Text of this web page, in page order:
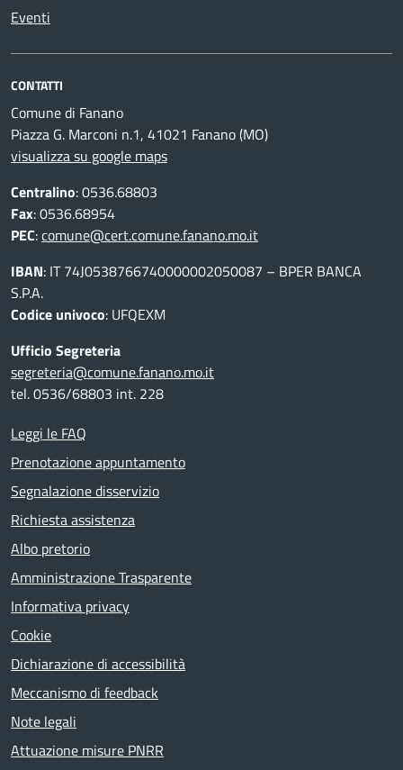
Eventi
CONTATTI
Comune di Fanano
Piazza G. Marconi n.1, 41021 Fanano (MO)
visualizza su google maps
Centralino: 0536.68803
Fax: 0536.68954
PEC:comune@cert.comune.fanano.mo.it
IBAN: IT 74J0538766740000002050087 – BPER BANCA
S.P.A.
Codice univoco: UFQEXM
Ufficio Segreteria
segreteria@comune.fanano.mo.it
tel. 0536/68803 int. 228
Leggi le FAQ
Prenotazione appuntamento
Segnalazione disservizio
Richiesta assistenza
Albo pretorio
Amministrazione Trasparente
Informativa privacy
Cookie
Dichiarazione di accessibilità
Meccanismo di feedback
Note legali
Attuazione misure PNRR